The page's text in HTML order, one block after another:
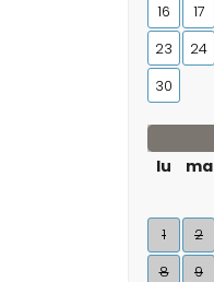
16
17
23
24
30
lu
ma
1 2
8
9